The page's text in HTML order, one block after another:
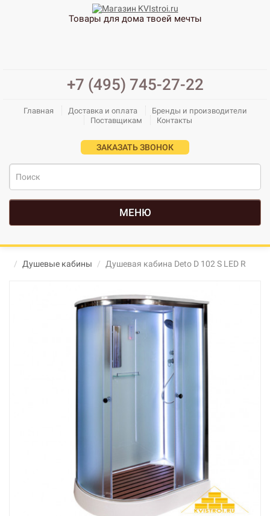
Товары для дома твоей мечты
+7 (495) 745-27-22
Главная Доставка и оплата
Бренды и производители
Поставщикам
Контакты
ЗАКАЗАТЬ ЗВОНОК
МЕНЮ
Душевые кабины Душевая кабина Deto D 102 S LED R